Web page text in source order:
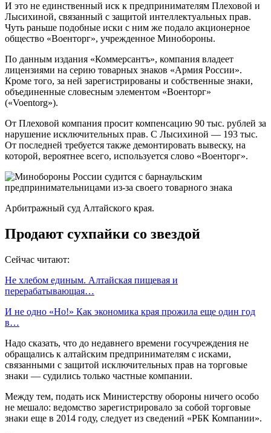
И это не единственный иск к предпринимателям Плеховой и
Лысихиной, связанный с защитой интеллектуальных прав.
Чуть раньше подобные иски с ним же подало акционерное
общество «Военторг», учрежденное Минобороны.
По данным издания «Коммерсантъ», компания владеет
лицензиями на серию товарных знаков «Армия России».
Кроме того, за ней зарегистрированы и собственные знаки,
объединенные словесным элементом «Военторг»
(«Voentorg»).
От Плеховой компания просит компенсацию 90 тыс. рублей за
нарушение исключительных прав. С Лысихиной — 193 тыс.
От последней требуется также демонтировать вывеску, на
которой, вероятнее всего, используется слово «Военторг».
Арбитражный суд Алтайского края.
Продают сухпайки со звездой
Сейчас читают:
Не хлебом единым. Алтайская пищевая и
перерабатывающая…
И не одно «Но!» Как экономика края прожила еще один год
в…
Надо сказать, что до недавнего времени госучреждения не
обращались к алтайским предпринимателям с исками,
связанными с защитой исключительных прав на торговые
знаки — судились только частные компании.
Между тем, подать иск Министерству обороны ничего особо
не мешало: ведомство зарегистрировало за собой торговые
знаки еще в 2014 году, следует из сведений «РБК Компании».